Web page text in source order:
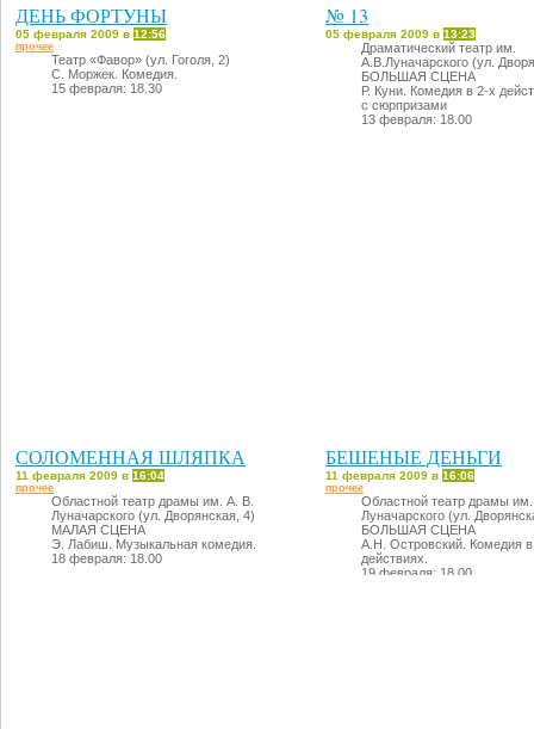
ДЕНЬ ФОРТУНЫ
05 февраля 2009 в 12:56
прочее
Театр «Фавор» (ул. Гоголя, 2)
С. Моржек. Комедия.
15 февраля: 18.30
№ 13
05 февраля 2009 в 13:23
Драматический театр им.
А.В.Луначарского (ул.
БОЛЬШАЯ СЦЕНА
Р. Куни. Комедия в 2-х
с сюрпризами
13 февраля: 18.00
СОЛОМЕННАЯ ШЛЯПКА
11 февраля 2009 в 16:04
прочее
Областной театр драмы им. А. В.
Луначарского (ул. Дворянская, 4)
МАЛАЯ СЦЕНА
Э. Лабиш. Музыкальная комедия.
18 февраля: 18.00
БЕШЕНЫЕ ДЕНЬГИ
11 февраля 2009 в 16:06
прочее
Областной театр драмы
Луначарского (ул.
БОЛЬШАЯ СЦЕНА
А.Н. Островский. Комедия
действиях.
19 февраля: 18.00